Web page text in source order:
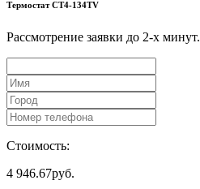
Термостат CT4-134TV
Рассмотрение заявки до 2-x минут.
Стоимость:
4 946.67руб.